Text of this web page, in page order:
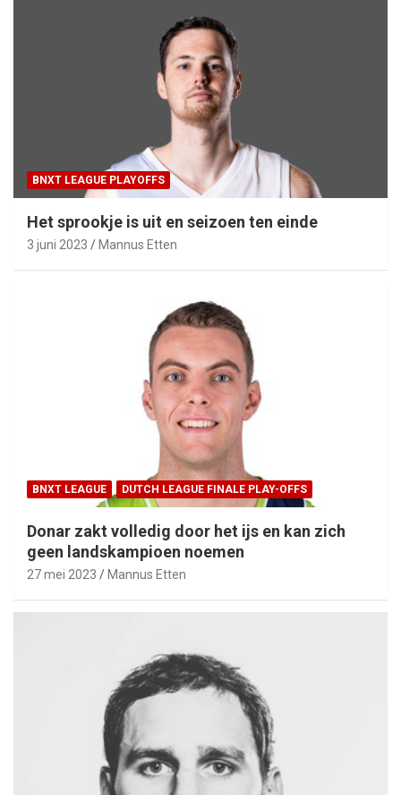
BNXT LEAGUE PLAYOFFS
Het sprookje is uit en seizoen ten einde
3 juni 2023 Mannus Etten
BNXT LEAGUE DUTCH LEAGUE FINALE PLAY-OFFS
Donar zakt volledig door het ijs en kan zich
geen landskampioen noemen
27 mei 2023 Mannus Etten